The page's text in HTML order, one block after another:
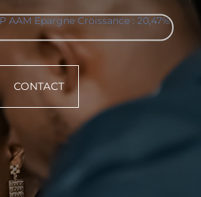
FCP AAM Sérenitis : 9,05%
CONTACT